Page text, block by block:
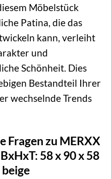
Möbelstück
Patina, die das
kann, verleiht
und
Schönheit. Dies
Bestandteil Ihrer
wechselnde Trends
Fragen zu MERXX
58 x 90 x 58